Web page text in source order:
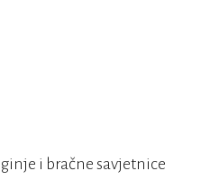
i bračne savjetnice